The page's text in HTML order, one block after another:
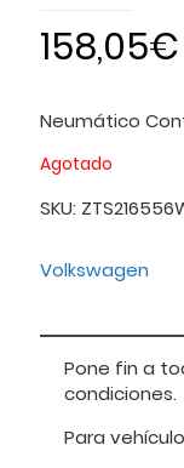
158,05€
Neumático
Agotado
SKU:
Volkswagen
Pone fin a
condiciones.
Para